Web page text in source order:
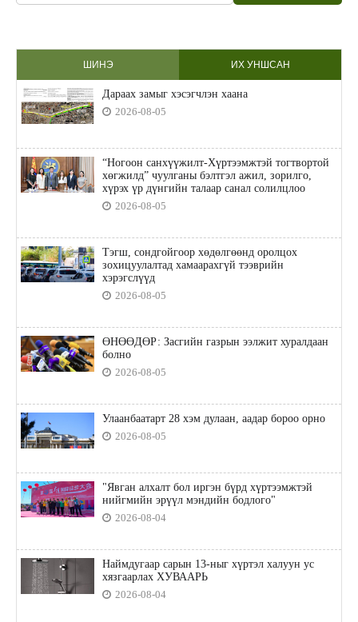
ШИНЭ ИХ УНШСАН
Дараах замыг хэсэгчлэн хаана
2026-08-05
“Ногоон санхүүжилт-Хүртээмжтэй тогтвортой
хөгжилд” чуулганы бэлтгэл ажил, зорилго,
хүрэх үр дүнгийн талаар санал солилцлоо
2026-08-05
Тэгш, сондгойгоор хөдөлгөөнд оролцох
зохицуулалтад хамаарахгүй тээврийн
хэрэгслүүд
2026-08-05
ӨНӨӨДӨР: Засгийн газрын ээлжит хуралдаан
болно
2026-08-05
Улаанбаатарт 28 хэм дулаан, аадар бороо орно
2026-08-05
"Явган алхалт бол иргэн бүрд хүртээмжтэй
нийгмийн эрүүл мэндийн бодлого"
2026-08-04
Наймдугаар сарын 13-ныг хүртэл халуун ус
хязгаарлах ХУВААРЬ
2026-08-04